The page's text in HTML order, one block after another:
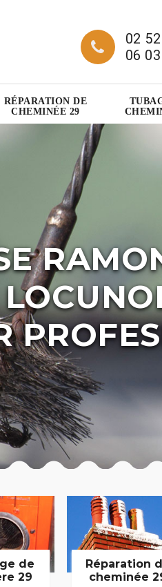
02
06
RÉPARATION DE
CHEMINÉE 29
de
29
Réparation
cheminée